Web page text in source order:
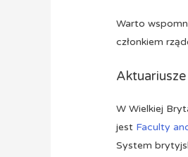
Warto
członkiem
W Wielkiej
jest Faculty
System